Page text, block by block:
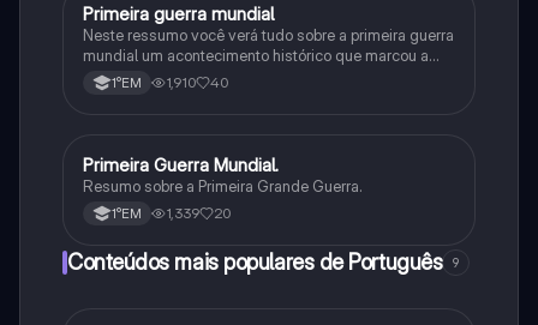
História
Primeira guerra mundial
Neste ressumo você verá tudo sobre a primeira guerra
mundial um acontecimento histórico que marcou a
humanidade e é um dos principais assuntos dentro da
matéria de história.
1°EM 1,910 40
História
Primeira Guerra Mundial.
Resumo sobre a Primeira Grande Guerra.
1°EM 1,339 20
Conteúdos mais populares de Português 9